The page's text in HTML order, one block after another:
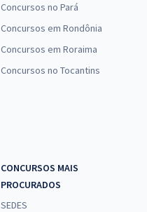
Concursos no Pará
Concursos em Rondônia
Concursos em Roraima
Concursos no Tocantins
CONCURSOS MAIS
PROCURADOS
SEDES